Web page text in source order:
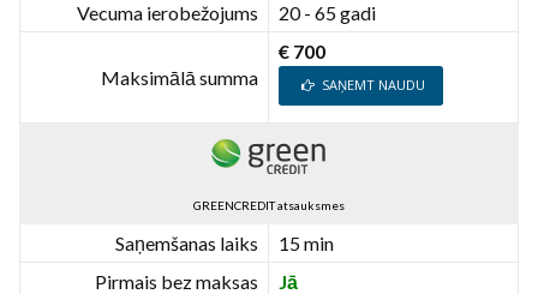
Vecuma ierobežojums
20 - 65 gadi
Maksimālā summa
€ 700
SAŅEMT NAUDU
GREENCREDIT atsauksmes
Saņemšanas laiks
15 min
Pirmais bez maksas
Jā